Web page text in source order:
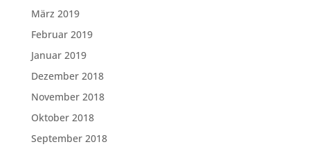
März 2019
Februar 2019
Januar 2019
Dezember 2018
November 2018
Oktober 2018
September 2018